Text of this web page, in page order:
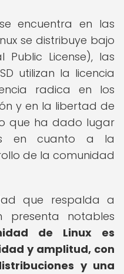
encuentra en las
se distribuye bajo
Public License), las
utilizan la licencia
radica en los
y en la libertad de
que ha dado lugar
en cuanto a la
de la comunidad
que respalda a
presenta notables
de Linux es
y amplitud, con
y una